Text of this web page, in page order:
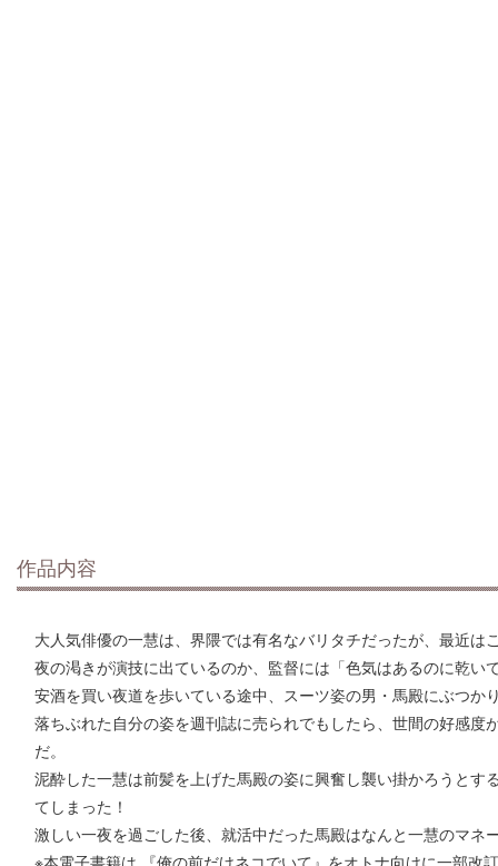
作品内容
大人気俳優の一慧は、界隈では有名なバリタチだったが、最近は
夜の渇きが演技に出ているのか、監督には「色気はあるのに乾い
安酒を買い夜道を歩いている途中、スーツ姿の男・馬殿にぶつか
落ちぶれた自分の姿を週刊誌に売られでもしたら、世間の好感度
だ。
泥酔した一慧は前髪を上げた馬殿の姿に興奮し襲い掛かろうとす
てしまった！
激しい一夜を過ごした後、就活中だった馬殿はなんと一慧のマ